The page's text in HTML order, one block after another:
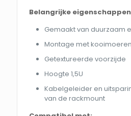
Belangrijke
Gemaakt van duurzaam
Montage met kooimoeren
Getextureerde voorzijde
Hoogte 1,5U
Kabelgeleider en
van de rackmount